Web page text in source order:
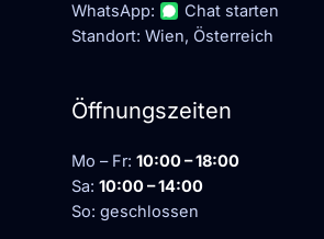
WhatsApp:
Chat starten
Standort: Wien, Österreich
Öffnungszeiten
Mo – Fr: 10:00 – 18:00
Sa: 10:00 – 14:00
So: geschlossen